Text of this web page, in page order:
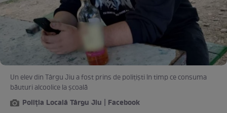
Un elev din Târgu Jiu a fost prins de polițiști în timp ce consuma
băuturi alcoolice la școală
Poliția Locală Târgu Jiu | Facebook